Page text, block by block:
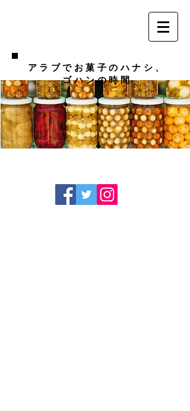
アラブでお菓子のハナシ、
ゴハンの時間